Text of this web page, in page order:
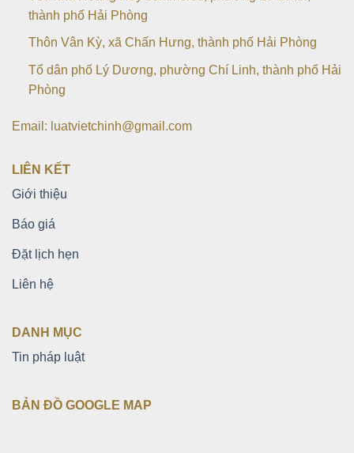
thành phố Hải Phòng
Thôn Vân Kỳ, xã Chấn Hưng, thành phố Hải Phòng
Tổ dân phố Lý Dương, phường Chí Linh, thành phố Hải
Phòng
Email: luatvietchinh@gmail.com
LIÊN KẾT
Giới thiệu
Báo giá
Đặt lịch hẹn
Liên hệ
DANH MỤC
Tin pháp luật
BẢN ĐỒ GOOGLE MAP